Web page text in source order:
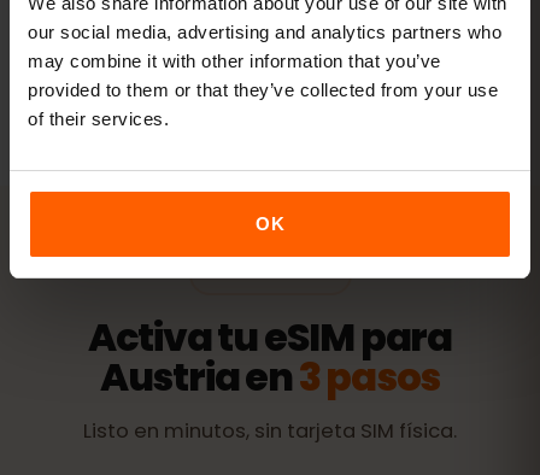
our social media, advertising and analytics partners who
may combine it with other information that you’ve
provided to them or that they’ve collected from your use
of their services.
OK
Todos los valores son orientativos. El consumo real depende
del dispositivo, la configuración de las apps y tu uso.
ACTIVACIÓN
Activa tu eSIM para
Austria en3 pasos
Listo en minutos, sin tarjeta SIM física.